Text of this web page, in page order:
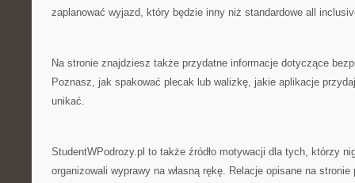
zaplanować wyjazd, który będzie inny niż standardowe all
Na stronie znajdziesz także przydatne informacje dotyczące
Poznasz, jak spakować plecak lub walizkę, jakie aplikacje
unikać.
StudentWPodrozy.pl to także źródło motywacji dla tych, którzy
organizowali wyprawy na własną rękę. Relacje opisane na